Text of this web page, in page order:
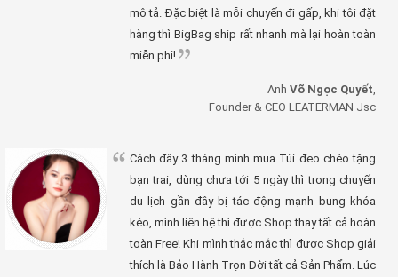
mô tả. Đặc biệt là mỗi chuyến đi gấp, khi tôi đặt
hàng thì BigBag ship rất nhanh mà lại hoàn toàn
miễn phí!
Anh Võ Ngọc Quyết,
Founder & CEO LEATERMAN Jsc
Cách đây 3 tháng mình mua Túi đeo chéo tặng
bạn trai, dùng chưa tới 5 ngày thì trong chuyến
du lịch gần đây bị tác động mạnh bung khóa
kéo, mình liên hệ thì được Shop thay tất cả hoàn
toàn Free! Khi mình thắc mắc thì được Shop giải
thích là Bảo Hành Trọn Đời tất cả Sản Phẩm. Lúc